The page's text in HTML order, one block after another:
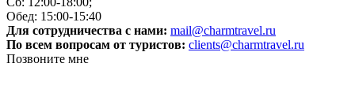
Обед: 15:00-15:40
Для сотрудничества с нами: mail@charmtravel.ru
По всем вопросам от туристов: clients@charmtravel.ru
Позвоните мне